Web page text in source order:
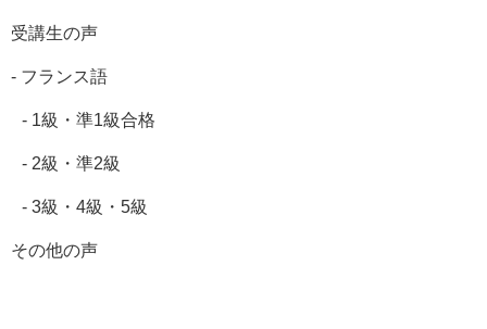
受講生の声
- フランス語
- 1級・準1級合格
- 2級・準2級
- 3級・4級・5級
その他の声